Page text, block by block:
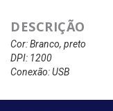
DESCRIÇÃO
Cor: Branco, preto
DPI: 1200
Conexão: USB